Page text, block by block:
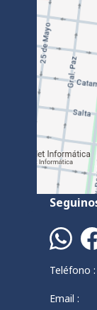
Teléfono :
Email :